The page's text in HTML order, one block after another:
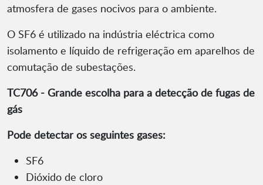
atmosfera de gases nocivos para o ambiente.
O SF6 é utilizado na indústria eléctrica como
isolamento e líquido de refrigeração em aparelhos de
comutação de subestações.
TC706 - Grande escolha para a detecção de fugas de
gás
Pode detectar os seguintes gases:
SF6
Dióxido de cloro